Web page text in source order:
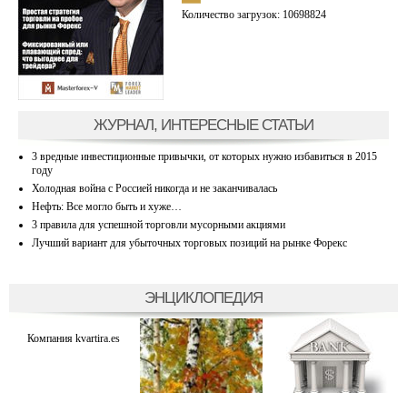
Количество загрузок: 10698824
ЖУРНАЛ, ИНТЕРЕСНЫЕ СТАТЬИ
3 вредные инвестиционные привычки, от которых нужно избавиться в 2015
году
Холодная война с Россией никогда и не заканчивалась
Нефть: Все могло быть и хуже…
3 правила для успешной торговли мусорными акциями
Лучший вариант для убыточных торговых позиций на рынке Форекс
ЭНЦИКЛОПЕДИЯ
Компания kvartira.es